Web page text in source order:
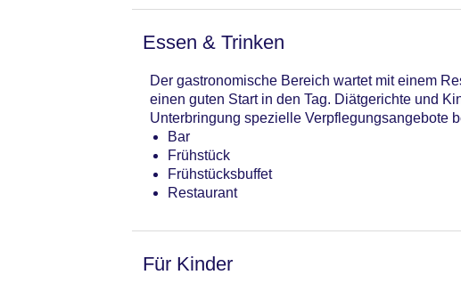
Anzahl der Konferenzräume: 1
Haustiere
Gesamtanzahl der Zimmer: 128
Pools:Indoor Pool, Outdoor Pool, Liegen am
Zahlungsarten: American Express,
Landeskategorie: 5 Sterne
Essen & Trinken
Der gastronomische Bereich wartet mit einem
einen guten Start in den Tag. Diätgerichte und
Unterbringung spezielle Verpflegungsangebote
Bar
Frühstück
Frühstücksbuffet
Restaurant
Für Kinder